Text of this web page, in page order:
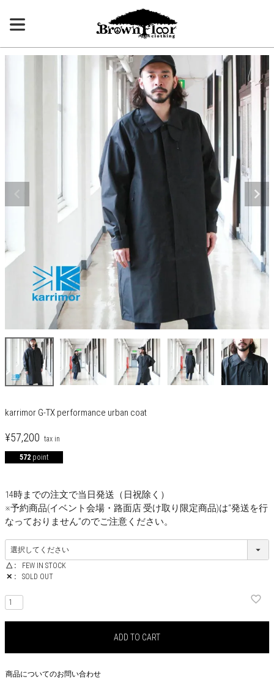
karrimor G-TX performance urban coat
¥57,200
572 point
14時までの注文で当日発送（日祝除く）
※予約商品(イベント会場・路面店 受け取り限定商品)は“発送を行
なっておりません”のでご注意ください。
△
FEW IN STOCK
✕
SOLD OUT
ADD TO CART
商品についてのお問い合わせ